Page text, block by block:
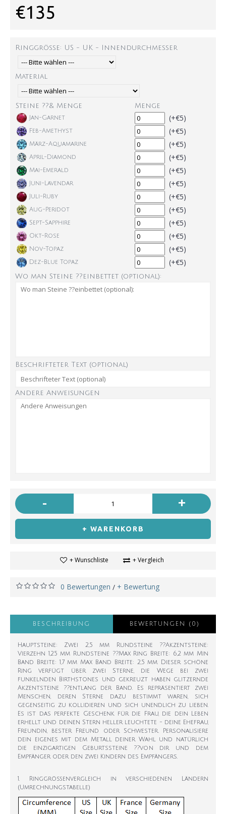
€135
Ringgröße: US - UK - Innendurchmesser
Material
Steine ??& Menge Menge
Jan-Garnet (+€5)
Feb-Amethyst (+€5)
März-Aquamarine (+€5)
April-Diamond (+€5)
Mai-Emerald (+€5)
Juni-Lavendar (+€5)
Juli-Ruby (+€5)
Aug-Peridot (+€5)
Sept-Sapphire (+€5)
Okt-Rose (+€5)
Nov-Topaz (+€5)
Dez-Blue Topaz (+€5)
Wo man Steine ??einbettet (optional):
Beschrifteter Text (optional)
Andere Anweisungen
- +
+ WARENKORB
+ Wunschliste + Vergleich
0 Bewertungen / + Bewertung
BESCHREIBUNG BEWERTUNGEN (0)
Hauptsteine: Zwei 2,5 mm Rundsteine ??Akzentsteine:
Vierzehn 1,25 mm Rundsteine ??Max Ring Breite: 6,2 mm Min
Band Breite: 1,7 mm Max Band Breite: 2,5 mm. Dieser schöne
Ring verfügt über zwei Sterne, die Wege bei zwei
funkelnden Birthstones und gekreuzt haben glitzernde
Akzentsteine ??entlang der Band. Es repräsentiert zwei
Menschen, deren Sterne dazu bestimmt waren, sich
gegenseitig zu kollidieren und sich unendlich zu lieben.
Es ist das perfekte Geschenk für die Frau, die dein Leben
erhellt und deinen Stern heller leuchtete - deine Ehefrau,
Freundin, bester Freund oder Schwester. Personalisiere
dein eigenes mit dem Metall deiner Wahl und natürlich
die einzigartigen Geburtssteine ??von dir und dem
Empfänger oder den zwei Kindern des Empfängers.
1. Ringgrößenvergleich in verschiedenen Ländern
(Umrechnungstabelle)